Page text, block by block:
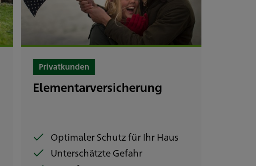
Privatkunden
Elementarversicherung
Optimaler Schutz für Ihr Haus
Unterschätzte Gefahr